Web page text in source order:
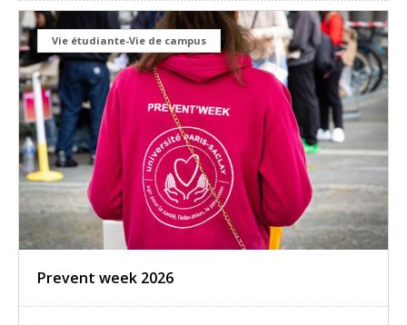
Vie étudiante-Vie de campus
Prevent week 2026